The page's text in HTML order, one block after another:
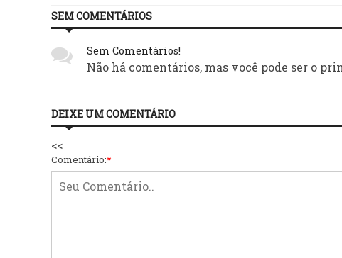
SEM COMENTÁRIOS
Sem Comentários!
Não há comentários, mas você pode ser o
DEIXE UM COMENTÁRIO
<<
Comentário:*